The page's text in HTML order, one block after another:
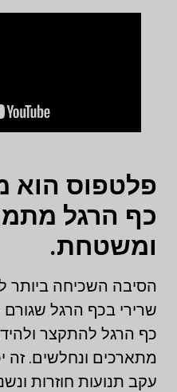
פלטפוס הוא
כף הרגל
ומשטחת.
הסיבה השכיחה ביותר
שרירי בכף הרגל
כף הרגל להתקצר
מתארכים ונחלשים. זה
עקב תנועות חוזרות